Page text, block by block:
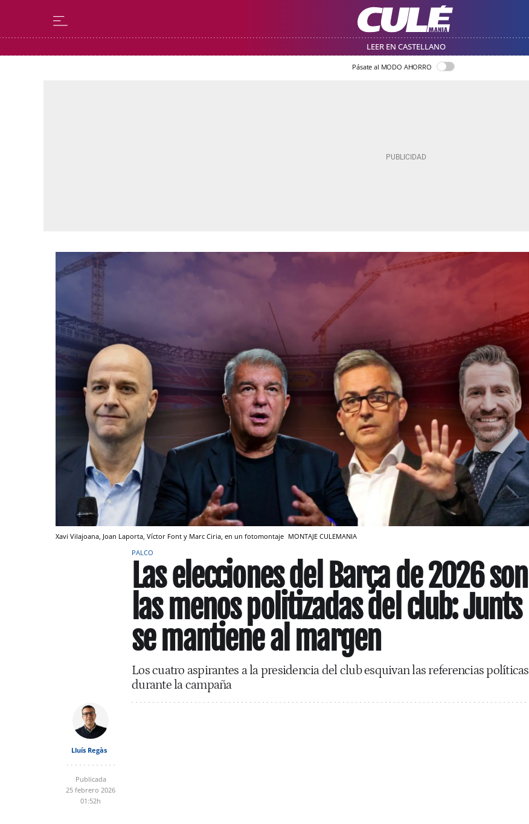
LEER EN CASTELLANO
Pásate al MODO AHORRO
Xavi Vilajoana, Joan Laporta, Víctor Font y Marc Ciria, en un fotomontaje MONTAJE CULEMANIA
PALCO
Las elecciones del Barça de 2026 son
las menos politizadas del club: Junts
se mantiene al margen
Los cuatro aspirantes a la presidencia del club esquivan las referencias políticas
durante la campaña
Lluís Regàs
Publicada
25 febrero 2026
01:52h